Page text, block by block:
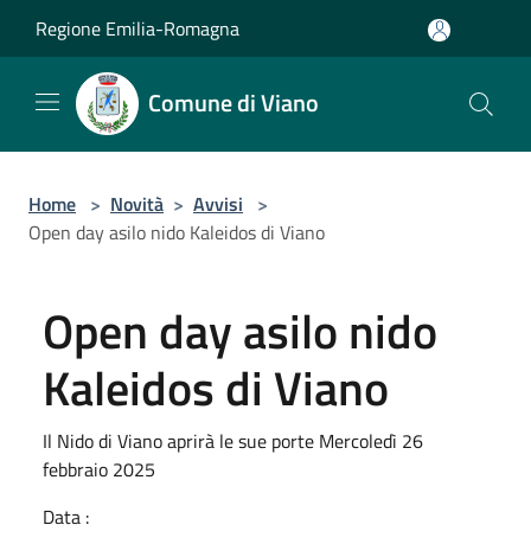
Regione Emilia-Romagna
Comune di Viano
Home > Novità > Avvisi >
Open day asilo nido Kaleidos di Viano
Open day asilo nido
Kaleidos di Viano
Il Nido di Viano aprirà le sue porte Mercoledì 26
febbraio 2025
Data :